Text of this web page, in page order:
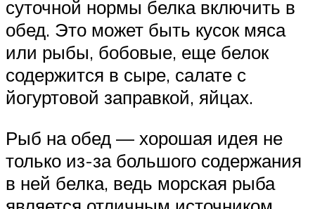
суточной нормы белка включить в
обед. Это может быть кусок мяса
или рыбы, бобовые, еще белок
содержится в сыре, салате с
йогуртовой заправкой, яйцах.
Рыб на обед — хорошая идея не
только из-за большого содержания
в ней белка, ведь морская рыба